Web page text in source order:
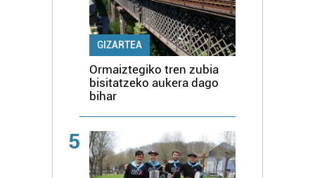
GIZARTEA
Ormaiztegiko tren zubia
bisitatzeko aukera dago
bihar
5